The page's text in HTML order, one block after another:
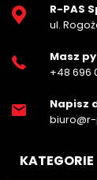
R-PAS
ul.
Masz
+48 696
Napisz
KATEGORIE